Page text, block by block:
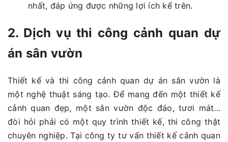
nhất, đáp ứng được những lợi ích kể trên.
2. Dịch vụ thi công cảnh quan dự
án sân vườn
Thiết kế và thi công cảnh quan dự án sân vườn là
một nghệ thuật sáng tạo. Để mang đến một thiết kế
cảnh quan đẹp, một sân vườn độc đáo, tươi mát...
đòi hỏi phải có một quy trình thiết kế, thi công thật
chuyên nghiệp. Tại công ty tư vấn thiết kế cảnh quan